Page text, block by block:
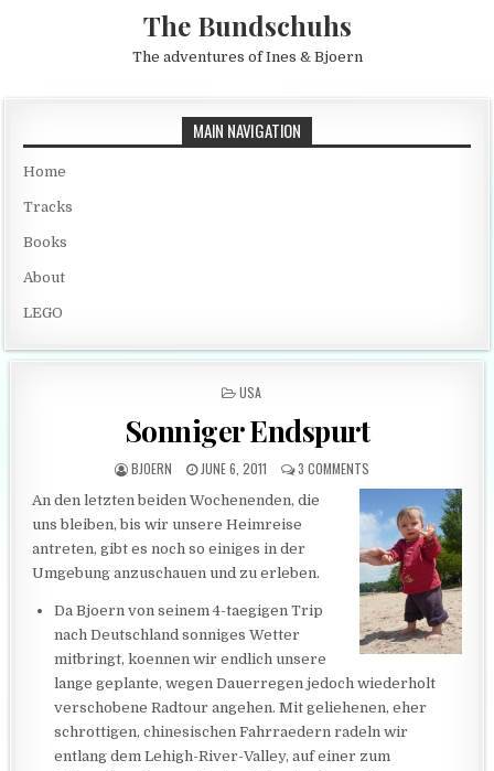
The Bundschuhs
The adventures of Ines & Bjoern
MAIN NAVIGATION
Home
Tracks
Books
About
LEGO
POSTED IN
USA
Sonniger Endspurt
AUTHOR:
BJOERN PUBLISHED DATE:
JUNE 6, 2011 3 COMMENTSON SONNIGER
An den letzten beiden Wochenenden, die
uns bleiben, bis wir unsere Heimreise
antreten, gibt es noch so einiges in der
Umgebung anzuschauen und zu erleben.
Da Bjoern von seinem 4-taegigen Trip
nach Deutschland sonniges Wetter
mitbringt, koennen wir endlich unsere
lange geplante, wegen Dauerregen jedoch wiederholt
verschobene Radtour angehen. Mit geliehenen, eher
schrottigen, chinesischen Fahrraedern radeln wir
entlang dem Lehigh-River-Valley, auf einer zum